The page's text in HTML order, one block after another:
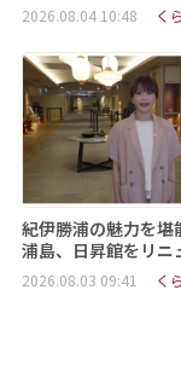
2026.08.04 10:48 く
紀伊勝浦の魅力を
浦島、日昇館をリニ
2026.08.03 09:41 く